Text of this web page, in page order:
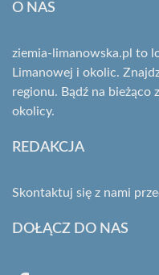
O NAS
ziemia-limanowska.pl to
Limanowej i okolic.
regionu. Bądź na bieżąco
okolicy.
REDAKCJA
Skontaktuj się z nami
DOŁĄCZ DO NAS